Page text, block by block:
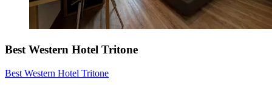
Best Western Hotel Tritone
Best Western Hotel Tritone